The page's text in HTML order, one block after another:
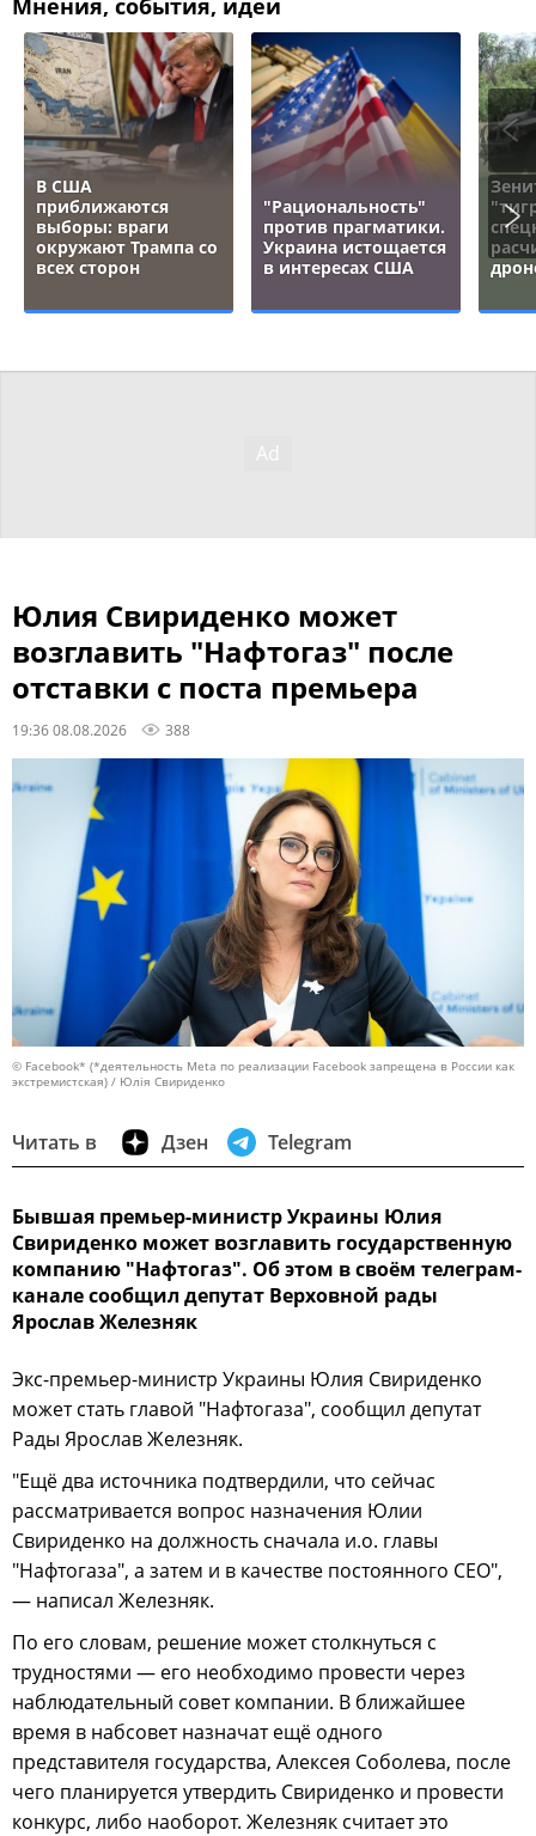
Мнения, события, идеи
В США
приближаются
выборы: враги
окружают Трампа со
всех сторон
"Рациональность"
против прагматики.
Украина истощается
в интересах США
Юлия Свириденко может
возглавить "Нафтогаз" после
отставки с поста премьера
19:36 08.08.2026 388
© Facebook* (*деятельность Meta по реализации Facebook запрещена в России как
экстремистская) / Юлія Свириденко
Читать в Дзен Telegram
Бывшая премьер-министр Украины Юлия
Свириденко может возглавить государственную
компанию "Нафтогаз". Об этом в своём телеграм-
канале сообщил депутат Верховной рады
Ярослав Железняк
Экс-премьер-министр Украины Юлия Свириденко
может стать главой "Нафтогаза", сообщил депутат
Рады Ярослав Железняк.
"Ещё два источника подтвердили, что сейчас
рассматривается вопрос назначения Юлии
Свириденко на должность сначала и.о. главы
"Нафтогаза", а затем и в качестве постоянного CEO",
— написал Железняк.
По его словам, решение может столкнуться с
трудностями — его необходимо провести через
наблюдательный совет компании. В ближайшее
время в набсовет назначат ещё одного
представителя государства, Алексея Соболева, после
чего планируется утвердить Свириденко и провести
конкурс, либо наоборот. Железняк считает это